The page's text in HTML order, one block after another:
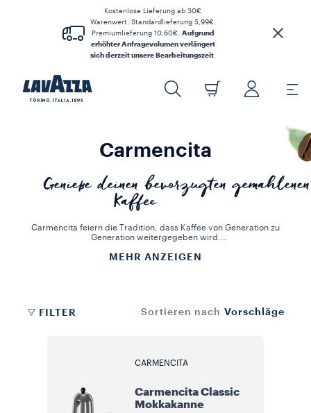
Kostenlose Lieferung ab 30€
Warenwert. Standardlieferung 5,99€.
Premiumlieferung 10,60€. Aufgrund
erhöhter Anfragevolumen verlängert
sich derzeit unsere Bearbeitungszeit.
Carmencita
Genieße deinen bevorzugten gemahlenen
Kaffee
Carmencita feiern die Tradition, dass Kaffee von Generation zu
Generation weitergegeben wird.
Kaffeemaschinen der Welt. Sie bewahren den Wert und den
mahlen kannst, um deine ideale Mischung zu kreieren.
MEHR ANZEIGEN
FILTER Sortieren nach Vorschläge
CARMENCITA
Carmencita Classic
Mokkakanne